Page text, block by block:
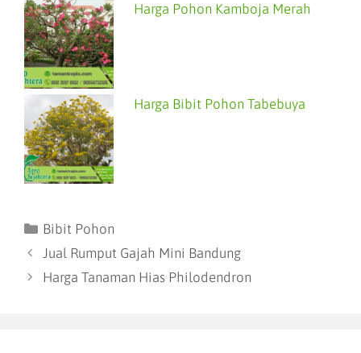
Harga Pohon Kamboja Merah
Harga Bibit Pohon Tabebuya
Bibit Pohon
Jual Rumput Gajah Mini Bandung
Harga Tanaman Hias Philodendron